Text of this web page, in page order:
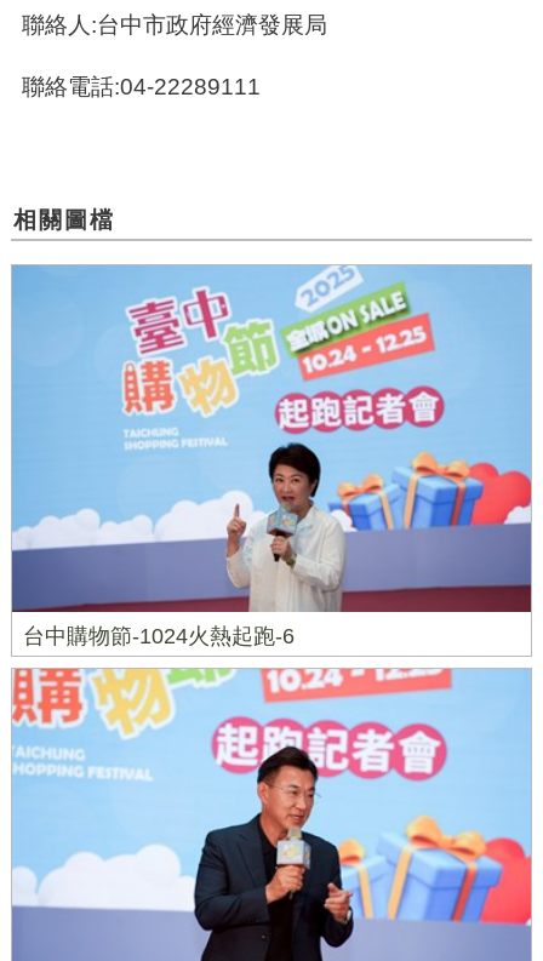
聯絡人:台中市政府經濟發展局
聯絡電話:04-22289111
相關圖檔
台中購物節-1024火熱起跑-6